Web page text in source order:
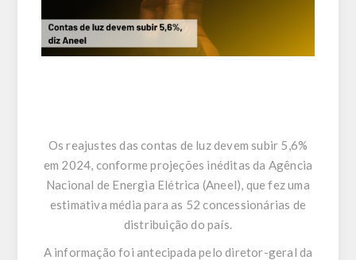
Os reajustes das contas de luz devem subir 5,6%
em 2024, conforme projeções inéditas da Agência
Nacional de Energia Elétrica (Aneel), que fez uma
estimativa média para as 52 concessionárias de
distribuição do país.
A informação foi antecipada pelo diretor-geral da